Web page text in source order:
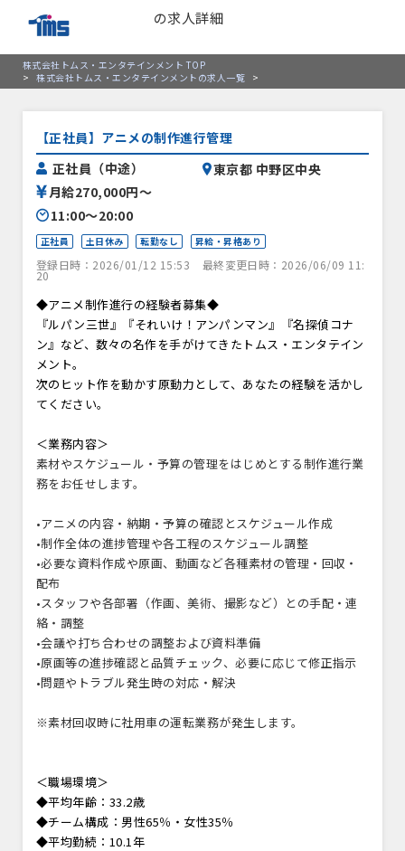
の求人詳細
株式会社トムス・エンタテインメント TOP
>
株式会社トムス・エンタテインメントの求人一覧 >
【正社員】アニメの制作進行管理
正社員（中途）
月給270,000円〜
11:00〜20:00
東京都 中野区中央
正社員 土日休み 転勤なし 昇給・昇格あり
登録日時：2026/01/12 15:53 最終変更日時：2026/06/09 11:
20
◆アニメ制作進行の経験者募集◆
『ルパン三世』『それいけ！アンパンマン』『名探偵コナ
ン』など、数々の名作を手がけてきたトムス・エンタテイン
メント。
次のヒット作を動かす原動力として、あなたの経験を活かし
てください。
＜業務内容＞
素材やスケジュール・予算の管理をはじめとする制作進行業
務をお任せします。
•アニメの内容・納期・予算の確認とスケジュール作成
•制作全体の進捗管理や各工程のスケジュール調整
•必要な資料作成や原画、動画など各種素材の管理・回収・
配布
•スタッフや各部署（作画、美術、撮影など）との手配・連
絡・調整
•会議や打ち合わせの調整および資料準備
•原画等の進捗確認と品質チェック、必要に応じて修正指示
•問題やトラブル発生時の対応・解決
※素材回収時に社用車の運転業務が発生します。
＜職場環境＞
◆平均年齢：33.2歳
◆チーム構成：男性65％・女性35％
◆平均勤続：10.1年